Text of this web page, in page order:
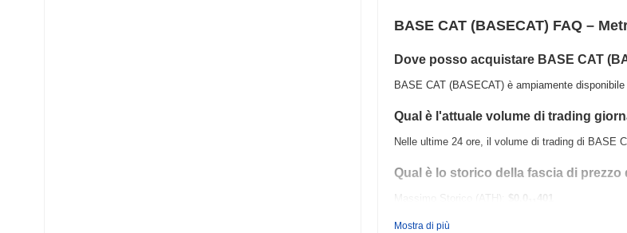
BASE CAT (BASECAT) FAQ –
Dove posso acquistare BASE CAT
BASE CAT (BASECAT) è ampiamente
Qual è l'attuale volume di trading
Nelle ultime 24 ore, il volume di trading di BASE
Qual è lo storico della fascia di prezzo
Massimo Storico (ATH): $0.0
401
Mostra di più